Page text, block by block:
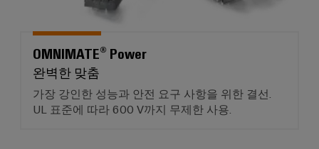
OMNIMATE® Power
완벽한 맞춤
가장 강인한 성능과 안전 요구 사항을 위한 결선.
UL 표준에 따라 600 V까지 무제한 사용.